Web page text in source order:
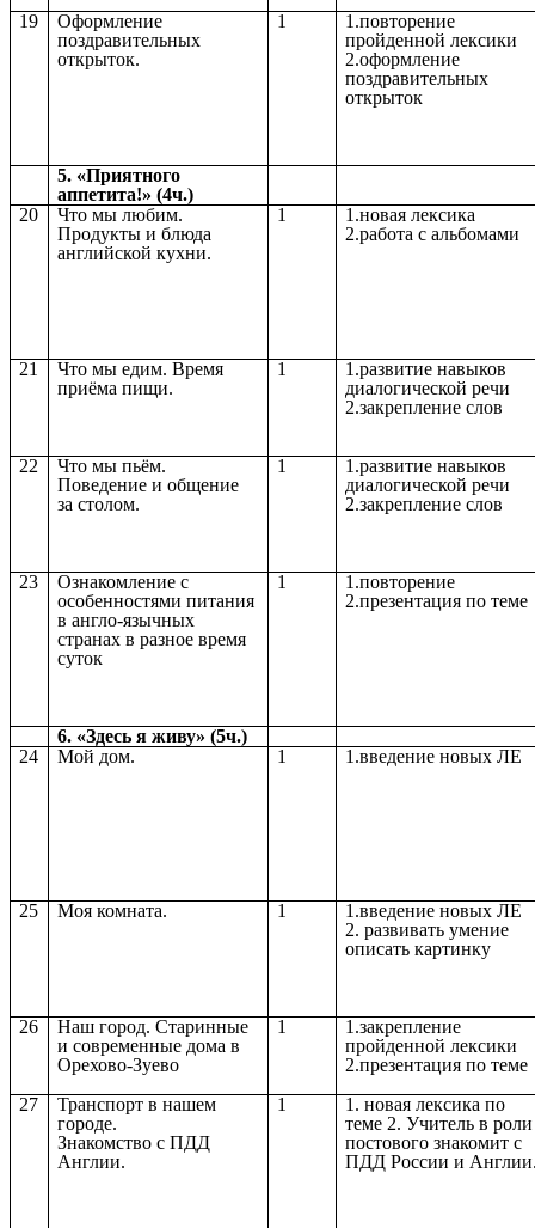
19
Оформление
поздравительных
открыток.
1
1.повторение
пройденной лексики
2.оформление
поздравительных
открыток
5. «Приятного
аппетита!» (4ч.)
20
Что мы любим.
Продукты и блюда
английской кухни.
1
1.новая лексика
2.работа с альбомами
21
Что мы едим. Время
приёма пищи.
1
1.развитие навыков
диалогической речи
2.закрепление слов
22
Что мы пьём.
Поведение и общение
за столом.
1
1.развитие навыков
диалогической речи
2.закрепление слов
23
Ознакомление с
особенностями питания
в англо-язычных
странах в разное время
суток
1
1.повторение
2.презентация по теме
6. «Здесь я живу» (5ч.)
24
Мой дом. 1 1.введение новых ЛЕ
25 Моя комната. 1
1.введение новых ЛЕ
2. развивать умение
описать картинку
26
Наш город. Старинные
и современные дома в
Орехово-Зуево
1
1.закрепление
пройденной лексики
2.презентация по теме
27
Транспорт в нашем
городе.
Знакомство с ПДД
Англии.
1
1. новая лексика по
теме 2. Учитель в роли
постового знакомит с
ПДД России и